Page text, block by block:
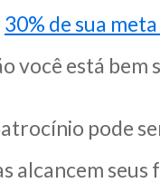
30% de sua
você está
pode
alcancem